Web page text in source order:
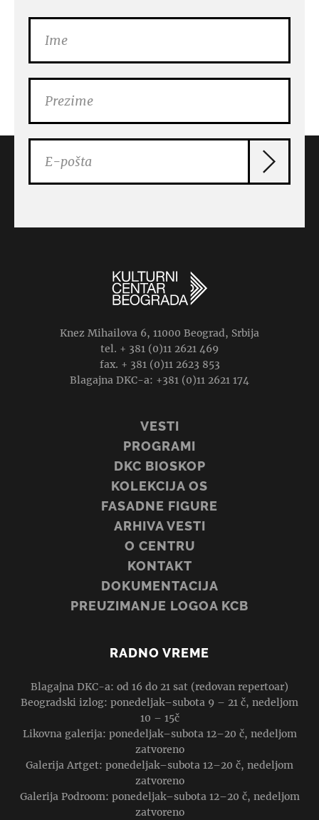
Knez Mihailova 6, 11000 Beograd, Srbija
tel. + 381 (0)11 2621 469
fax. + 381 (0)11 2623 853
Blagajna DKC-a: +381 (0)11 2621 174
VESTI
PROGRAMI
DKC BIOSKOP
KOLEKCIJA OS
FASADNE FIGURE
ARHIVA VESTI
O CENTRU
KONTAKT
DOKUMENTACIJA
PREUZIMANJE LOGOA KCB
RADNO VREME
Blagajna DKC-a: od 16 do 21 sat (redovan repertoar)
Beogradski izlog: ponedeljak–subota 9 – 21 č, nedeljom
10 – 15č
Likovna galerija: ponedeljak–subota 12–20 č, nedeljom
zatvoreno
Galerija Artget: ponedeljak–subota 12–20 č, nedeljom
zatvoreno
Galerija Podroom: ponedeljak–subota 12–20 č, nedeljom
zatvoreno